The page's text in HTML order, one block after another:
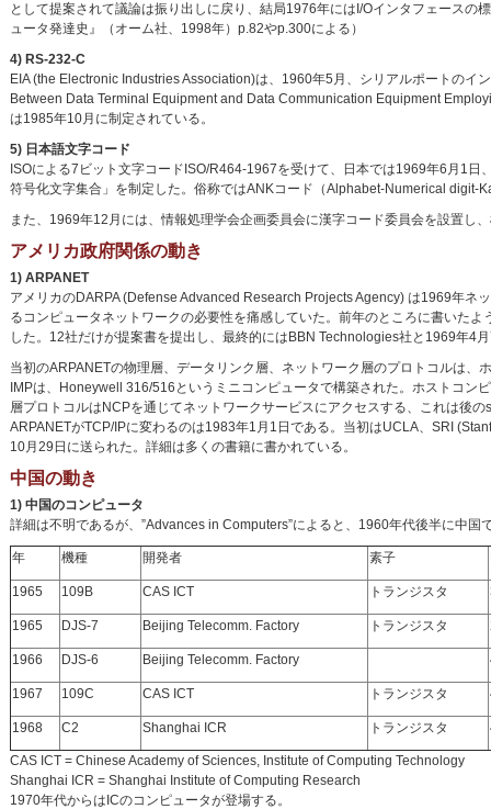
として提案されて議論は振り出しに戻り、結局1976年にはI/Oインタフェース
ュータ発達史』（オーム社、1998年）p.82やp.300による）
4) RS-232-C
EIA (the Electronic Industries Association)は、1960年5月、シリアルポートの
Between Data Terminal Equipment and Data Communication Equipment
は1985年10月に制定されている。
5) 日本語文字コード
ISOによる7ビット文字コードISO/R464-1967を受けて、日本では1969年6月1
符号化文字集合」を制定した。俗称ではANKコード（Alphabet-Numerical digit-
また、1969年12月には、情報処理学会企画委員会に漢字コード委員会を設置し
アメリカ政府関係の動き
1) ARPANET
アメリカのDARPA (Defense Advanced Research Projects Agency) は1969年ネ
るコンピュータネットワークの必要性を痛感していた。前年のところに書いた
した。12社だけが提案書を提出し、最終的にはBBN Technologies社と1969年4
当初のARPANETの物理層、データリンク層、ネットワーク層のプロトコルは
IMPは、Honeywell 316/516というミニコンピュータで構築された。ホストコ
層プロトコルはNCPを通じてネットワークサービスにアクセスする、これは後の
ARPANETがTCP/IPに変わるのは1983年1月1日である。当初はUCLA、SRI
10月29日に送られた。詳細は多くの書籍に書かれている。
中国の動き
1) 中国のコンピュータ
詳細は不明であるが、”Advances in Computers”によると、1960年代後半に中
年 機種 開発者 素子
1965 109B CAS ICT トランジスタ
1965 DJS-7 Beijing Telecomm. Factory トランジスタ
1966 DJS-6 Beijing Telecomm. Factory
1967 109C CAS ICT トランジスタ
1968 C2 Shanghai ICR トランジスタ
CAS ICT = Chinese Academy of Sciences, Institute of Computing Technology
Shanghai ICR = Shanghai Institute of Computing Research
1970年代からはICのコンピュータが登場する。